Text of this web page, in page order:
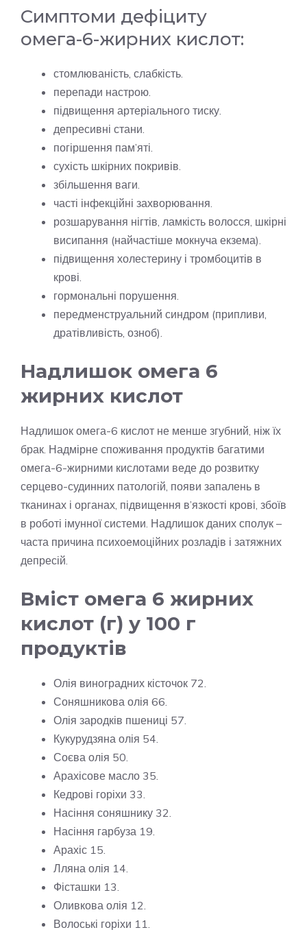
Симптоми дефіциту
омега-6-жирних кислот:
стомлюваність, слабкість.
перепади настрою.
підвищення артеріального тиску.
депресивні стани.
погіршення пам’яті.
сухість шкірних покривів.
збільшення ваги.
часті інфекційні захворювання.
розшарування нігтів, ламкість волосся, шкірні
висипання (найчастіше мокнуча екзема).
підвищення холестерину і тромбоцитів в
крові.
гормональні порушення.
передменструальний синдром (припливи,
дратівливість, озноб).
Надлишок омега 6
жирних кислот
Надлишок омега-6 кислот не менше згубний, ніж їх
брак. Надмірне споживання продуктів багатими
омега-6-жирними кислотами веде до розвитку
серцево-судинних патологій, появи запалень в
тканинах і органах, підвищення в’язкості крові, збоїв
в роботі імунної системи. Надлишок даних сполук –
часта причина психоемоційних розладів і затяжних
депресій.
Вміст омега 6 жирних
кислот (г) у 100 г
продуктів
Олія виноградних кісточок 72.
Соняшникова олія 66.
Олія зародків пшениці 57.
Кукурудзяна олія 54.
Соєва олія 50.
Арахісове масло 35.
Кедрові горіхи 33.
Насіння соняшнику 32.
Насіння гарбуза 19.
Арахіс 15.
Лляна олія 14.
Фісташки 13.
Оливкова олія 12.
Волоські горіхи 11.